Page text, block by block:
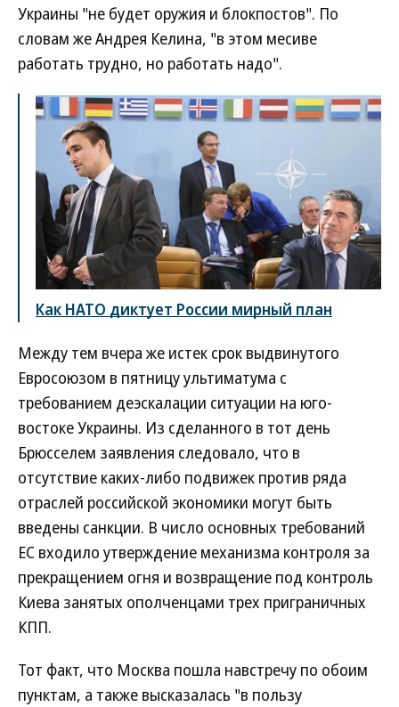
Украины "не будет оружия и блокпостов". По
словам же Андрея Келина, "в этом месиве
работать трудно, но работать надо".
Как НАТО диктует России мирный план
Между тем вчера же истек срок выдвинутого
Евросоюзом в пятницу ультиматума с
требованием деэскалации ситуации на юго-
востоке Украины. Из сделанного в тот день
Брюсселем заявления следовало, что в
отсутствие каких-либо подвижек против ряда
отраслей российской экономики могут быть
введены санкции. В число основных требований
ЕС входило утверждение механизма контроля за
прекращением огня и возвращение под контроль
Киева занятых ополченцами трех приграничных
КПП.
Тот факт, что Москва пошла навстречу по обоим
пунктам, а также высказалась "в пользу